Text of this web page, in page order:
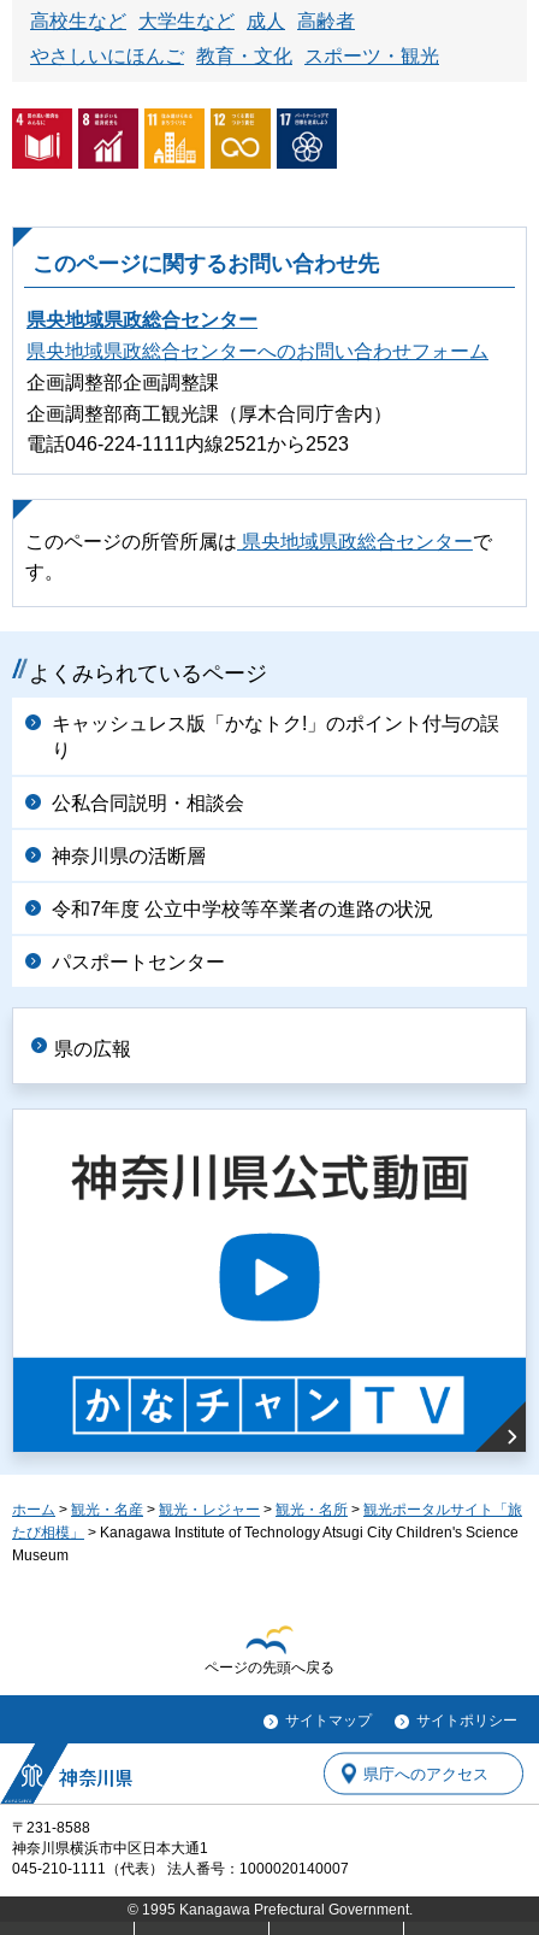
高校生など
大学生など 成人
高齢者
やさしいにほんご 教育・文化 スポーツ・観光
このページに関するお問い合わせ先
県央地域県政総合センター
県央地域県政総合センターへのお問い合わせフォーム
企画調整部企画調整課
企画調整部商工観光課（厚木合同庁舎内）
電話046-224-1111内線2521から2523
このページの所管所属は 県央地域県政総合センターで
す。
よくみられているページ
キャッシュレス版「かなトク!」のポイント付与の誤
り
公私合同説明・相談会
神奈川県の活断層
令和7年度 公立中学校等卒業者の進路の状況
パスポートセンター
県の広報
ホーム > 観光・名産 > 観光・レジャー > 観光・名所 > 観光ポータルサイト「旅
たび相模」
> Kanagawa Institute of Technology Atsugi City Children's Science
Museum
ページの先頭へ戻る
サイトマップ サイトポリシー
〒231-8588
神奈川県横浜市中区日本大通1
045-210-1111（代表） 法人番号：1000020140007
県庁へのアクセス
© 1995 Kanagawa Prefectural Government.